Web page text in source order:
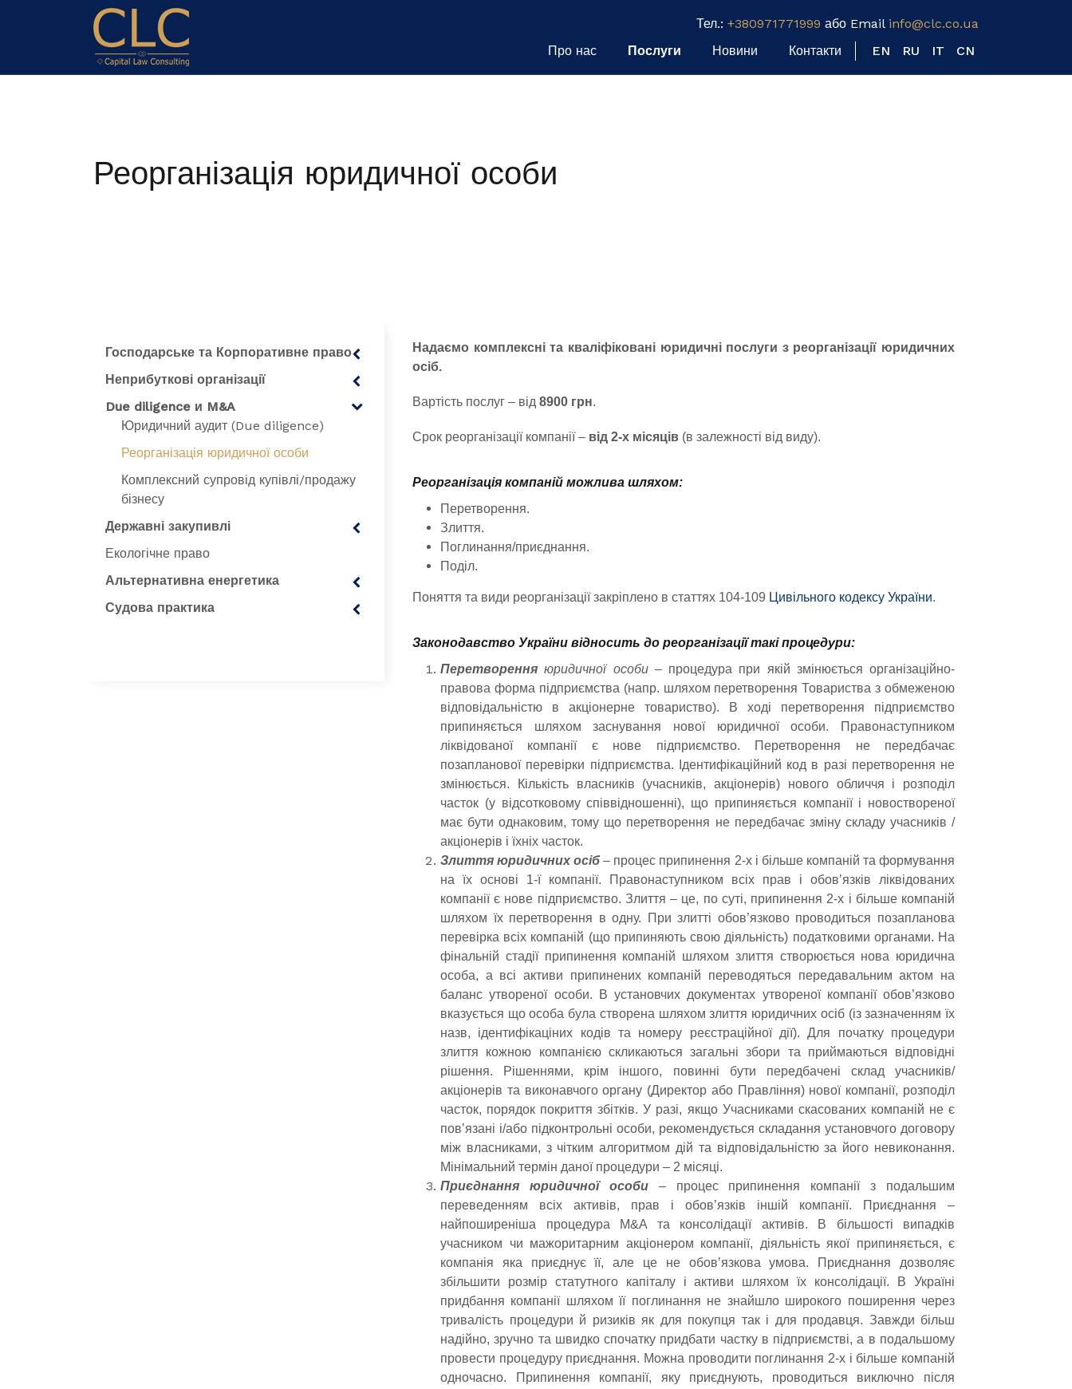
Тел.: +380971771999 або Email info@clc.co.ua
Про нас
Послуги Новини Контакти EN RU IT CN
Реорганізація юридичної особи
Господарське та Корпоративне право
Неприбуткові організації
Due diligence и M&A
Юридичний аудит (Due diligence)
Реорганізація юридичної особи
Комплексний супровід купівлі/продажу
бізнесу
Державні закупивлі
Екологічне право
Альтернативна енергетика
Судова практика
Надаємо комплексні та кваліфіковані юридичні послуги з реорганізації юридичних
осіб.
Вартість послуг – від 8900 грн.
Срок реорганізації компанії – від 2-х місяців (в залежності від виду).
Реорганізація компаній можлива шляхом:
Перетворення.
Злиття.
Поглинання/приєднання.
Поділ.
Поняття та види реорганізації закріплено в статтях 104-109 Цивільного кодексу України.
Законодавство України відносить до реорганізації такі процедури:
Перетворення юридичної особи– процедура при якій змінюється організаційно-
правова форма підприємства (напр. шляхом перетворення Товариства з обмеженою
відповідальністю в акціонерне товариство). В ході перетворення підприємство
припиняється шляхом заснування нової юридичної особи. Правонаступником
ліквідованої компанії є нове підприємство. Перетворення не передбачає
позапланової перевірки підприємства. Ідентифікаційний код в разі перетворення не
змінюється. Кількість власників (учасників, акціонерів) нового обличчя і розподіл
часток (у відсотковому співвідношенні), що припиняється компанії і новоствореної
має бути однаковим, тому що перетворення не передбачає зміну складу учасників /
акціонерів і їхніх часток.
Злиття юридичних осіб– процес припинення 2-х і більше компаній та формування
на їх основі 1-ї компанії. Правонаступником всіх прав і обов’язків ліквідованих
компанії є нове підприємство. Злиття – це, по суті, припинення 2-х і більше компаній
шляхом їх перетворення в одну. При злитті обов’язково проводиться позапланова
перевірка всіх компаній (що припиняють свою діяльність) податковими органами. На
фінальній стадії припинення компаній шляхом злиття створюється нова юридична
особа, а всі активи припинених компаній переводяться передавальним актом на
баланс утвореної особи. В установчих документах утвореної компанії обов’язково
вказується що особа була створена шляхом злиття юридичних осіб (із зазначенням їх
назв, ідентифікаціних кодів та номеру реєстраційної дії). Для початку процедури
злиття кожною компанією скликаються загальні збори та приймаються відповідні
рішення. Рішеннями, крім іншого, повинні бути передбачені склад учасників/
акціонерів та виконавчого органу (Директор або Правління) нової компанії, розподіл
часток, порядок покриття збітків. У разі, якщо Учасниками скасованих компаній не є
пов’язані і/або підконтрольні особи, рекомендується складання установчого договору
між власниками, з чітким алгоритмом дій та відповідальністю за його невиконання.
Мінімальний термін даної процедури – 2 місяці.
Приєднання юридичної особи– процес припинення компанії з подальшим
переведенням всіх активів, прав і обов’язків іншій компанії. Приєднання –
найпоширеніша процедура M&A та консолідації активів. В більшості випадків
учасником чи мажоритарним акціонером компанії, діяльність якої припиняється, є
компанія яка приєднує її, але це не обов’язкова умова. Приєднання дозволяє
збільшити розмір статутного капіталу і активи шляхом їх консолідації. В Україні
придбання компанії шляхом її поглинання не знайшло широкого поширення через
тривалість процедури й ризиків як для покупця так і для продавця. Завжди більш
надійно, зручно та швидко спочатку придбати частку в підприємстві, а в подальшому
провести процедуру приєднання. Можна проводити поглинання 2-х і більше компаній
одночасно. Припинення компанії, яку приєднують, проводиться виключно після